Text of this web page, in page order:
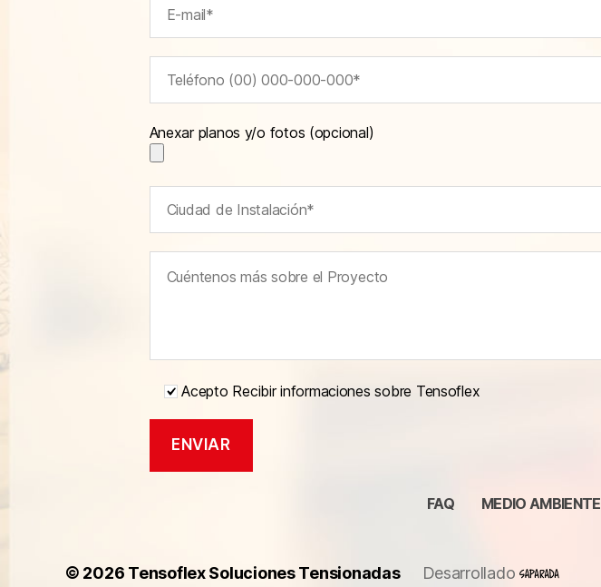
Anexar planos y/o fotos (opcional)
Acepto Recibir informaciones sobre Tensoflex
FAQ MEDIO AMBIENTE
© 2026 Tensoflex Soluciones Tensionadas Desarrollado